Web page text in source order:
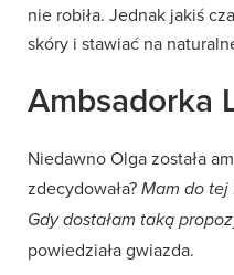
nie robiła. Jednak jakiś
skóry i stawiać na
Ambsadorka
Niedawno Olga została
zdecydowała? Mam do tej
Gdy dostałam taką
powiedziała gwiazda.